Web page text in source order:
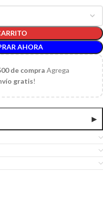
AHORA
de compra Agrega
gratis!
▶